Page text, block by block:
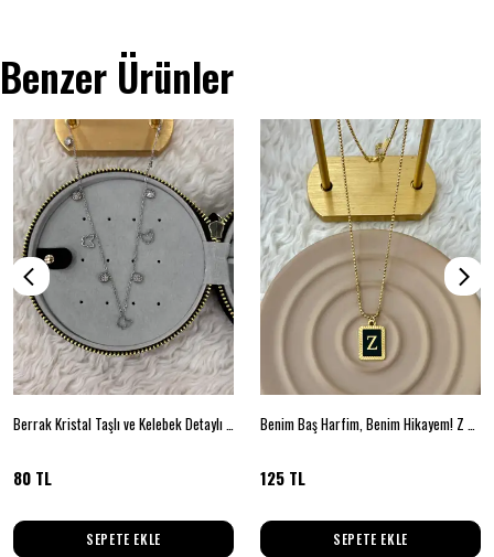
Benzer Ürünler
Berrak Kristal Taşlı ve Kelebek Detaylı Gümüş Renk Kolye
80 TL
SEPETE EKLE
Benim Baş Harfim, Benim Hikayem! Z Harfi
125 TL
SEPETE EKLE